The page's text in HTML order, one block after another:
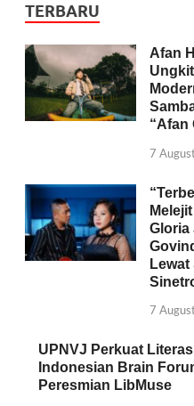
TERBARU
Afan
“Afan
7
Gloria
7
UPNVJ Perkuat
Indonesian Brain
Peresmian LibMuse